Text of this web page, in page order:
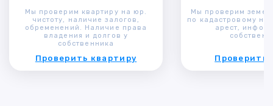
Мы проверим квартиру на юр.
чистоту, наличие залогов,
обременений. Наличие права
владения и долгов у
собственника
Проверить квартиру
Мы проверим
по кадастровому
арест,
Проверить